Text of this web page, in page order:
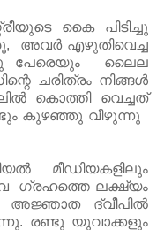
കൈ പിടിച്ചു
അവർ എഴുതിവെച്ച
പേരെയും ലൈല
ചരിത്രം നിങ്ങൾ
കൊത്തി വെച്ചത്
കുഴഞ്ഞു വീഴുന്നു
മീഡിയകളിലും
ഗ്രഹത്തെ ലക്ഷ്യം
അജ്ഞാത ദ്വീപിൽ
രണ്ടു യുവാക്കളും